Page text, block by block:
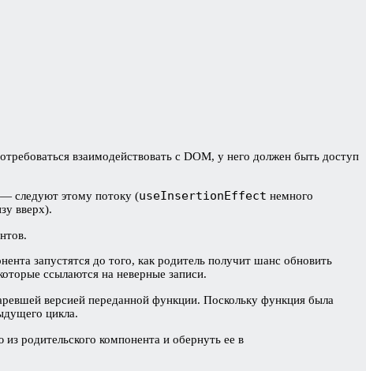
взаимодействовать с DOM, у него должен быть доступ
— следуют этому потоку (useInsertionEffect немного
вверх).
запустятся до того, как родитель получит шанс обновить
ссылаются на неверные записи.
версией переданной функции. Поскольку функция была
цикла.
родительского компонента и обернуть ее в